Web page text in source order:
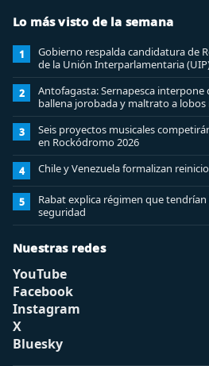
Lo más visto de la semana
1
Gobierno respalda candidatura de
de la Unión Interparlamentaria
2
Antofagasta: Sernapesca
ballena jorobada y maltrato a
3
Seis proyectos musicales
en Rockódromo 2026
4 Chile y Venezuela formalizan
5
Rabat explica régimen que tendrían
seguridad
Nuestras redes
YouTube
Facebook
Instagram
X
Bluesky